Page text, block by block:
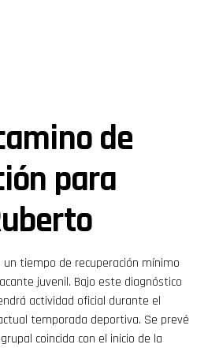
de
para
tiempo de recuperación mínimo
juvenil. Bajo este diagnóstico
actividad oficial durante el
temporada deportiva. Se prevé
coincida con el inicio de la